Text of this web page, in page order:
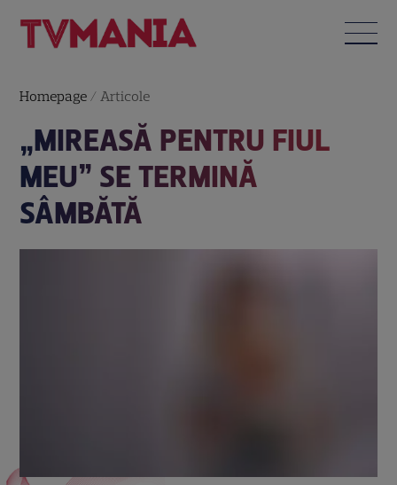
Homepage / Articole
„MIREASĂ PENTRU FIUL
MEU” SE TERMINĂ
SÂMBĂTĂ